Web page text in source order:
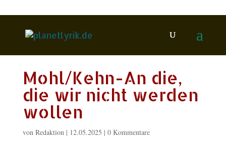
Mohl/Kehn-An die,
die wir nicht werden
wollen
von Redaktion| 12.05.2025 | 0 Kommentare